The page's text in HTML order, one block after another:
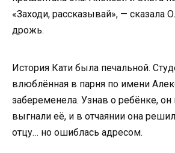
«Заходи, рассказывай», — сказала
дрожь.
История Кати была печальной.
влюблённая в парня по имени
забеременела. Узнав о ребёнке, он
выгнали её, и в отчаянии она
отцу… но ошиблась адресом.